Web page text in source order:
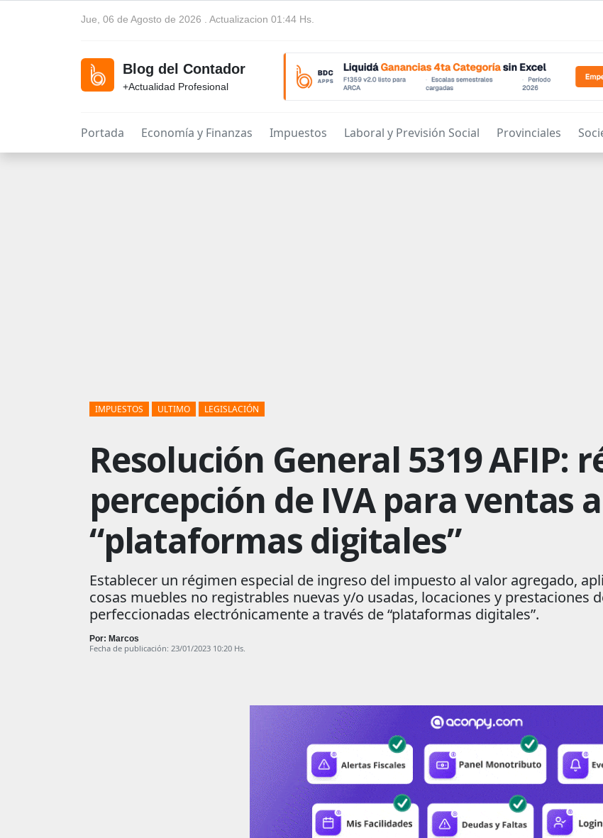
Jue, 06 de Agosto de 2026 . Actualizacion 01:44 Hs.
Blog del Contador
+Actualidad Profesional
Portada Economía y Finanzas Impuestos Laboral y Previsión Social Provinciales
IMPUESTOS ULTIMO LEGISLACIÓN
Resolución General 5319 AFIP:
percepción de IVA para ventas
“plataformas digitales”
Establecer un régimen especial de ingreso del impuesto al valor agregado,
cosas muebles no registrables nuevas y/o usadas, locaciones y prestaciones
perfeccionadas electrónicamente a través de “plataformas digitales”.
Por: Marcos
Fecha de publicación: 23/01/2023 10:20 Hs.